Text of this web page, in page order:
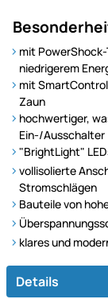
mit
niedrigerem
mit
Zaun
hochwertiger,
Ein-/Ausschalter
"BrightLight"
vollisolierte
Stromschlägen
Bauteile von
klares und
Details